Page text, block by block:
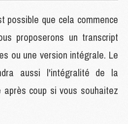
possible que cela commence
proposerons un transcript
ou une version intégrale. Le
aussi l'intégralité de la
après coup si vous souhaitez